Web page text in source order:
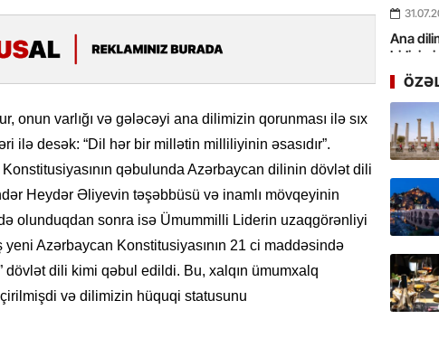
onun varlığı və gələcəyi ana dilimizin qorunması ilə sıx
ilə desək: “Dil hər bir millətin milliliyinin əsasıdır”.
qəbulunda Azərbaycan dilinin dövlət dili
Heydər Əliyevin təşəbbüsü və inamlı mövqeyinin
olunduqdan sonra isə Ümummilli Liderin uzaqgörənliyi
Azərbaycan Konstitusiyasının 21 ci maddəsində
dövlət dili kimi qəbul edildi. Bu, xalqın ümumxalq
və dilimizin hüquqi statusunu
Ana
Tarixin
İlin ilk
çox
Yeni